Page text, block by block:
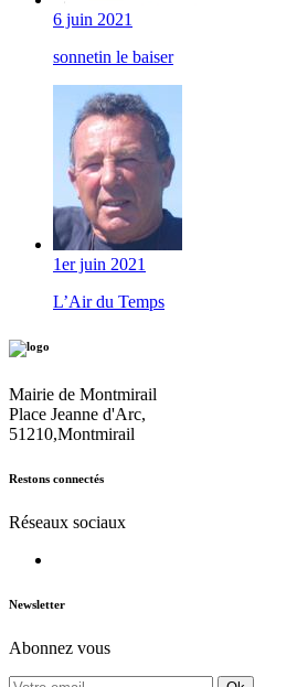
6 juin 2021
sonnetin le baiser
1er juin 2021
L’Air du Temps
Mairie de Montmirail
Place Jeanne d'Arc,
51210,Montmirail
Restons connectés
Réseaux sociaux
Newsletter
Abonnez vous